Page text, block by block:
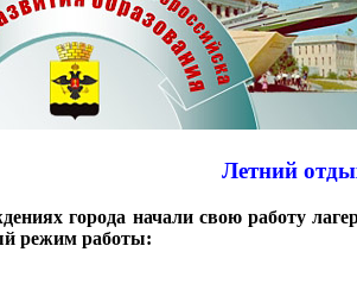
Летний
города начали свою работу
режим работы: